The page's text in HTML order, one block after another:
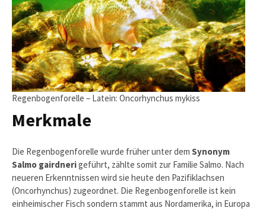
Regenbogenforelle – Latein: Oncorhynchus mykiss
Merkmale
Die Regenbogenforelle wurde früher unter dem Synonym
Salmo gairdnerigeführt, zählte somit zur Familie Salmo. Nach
neueren Erkenntnissen wird sie heute den Pazifiklachsen
(Oncorhynchus) zugeordnet. Die Regenbogenforelle ist kein
einheimischer Fisch sondern stammt aus Nordamerika, in Europa